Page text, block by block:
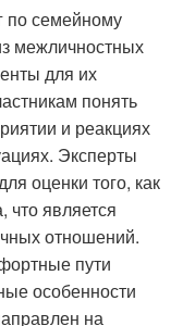
по семейному
межличностных
для их
понять
и реакциях
Эксперты
оценки того, как
что является
отношений.
пути
особенности
на